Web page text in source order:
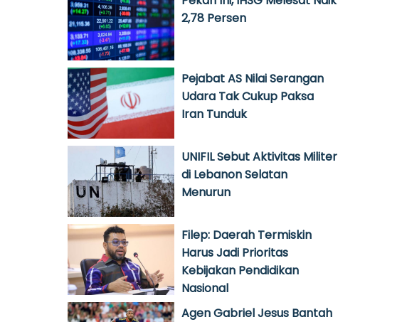
2,78 Persen
Pejabat AS Nilai Serangan
Udara Tak Cukup Paksa
Iran Tunduk
UNIFIL Sebut Aktivitas Militer
di Lebanon Selatan
Menurun
Filep: Daerah Termiskin
Harus Jadi Prioritas
Kebijakan Pendidikan
Nasional
Agen Gabriel Jesus Bantah